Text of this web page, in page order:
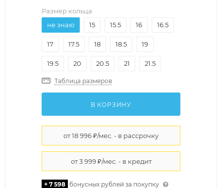
Размер кольца
не знаю
15 15.5 16 16.5
17 17.5 18 18.5 19
19.5 20 20.5 21 21.5
Таблица размеров
В КОРЗИНУ
+ 7 598 бонусных рублей за покупку